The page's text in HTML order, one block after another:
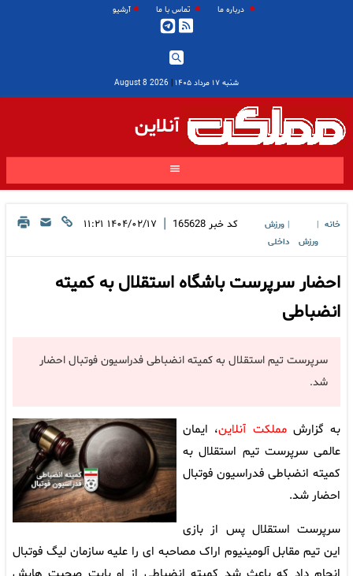
درباره ما تماس با ما آرشیو
شنبه ۱۷ مرداد ۱۴۰۵ |
2026 August 8
آنلاین
خانه
ورزش
ورزش
داخلی
کد خبر 165628
| ۱۴۰۴/۰۲/۱۷ ۱۱:۲۱
احضار سرپرست باشگاه استقلال به کمیته
انضباطی
سرپرست تیم استقلال به کمیته انضباطی فدراسیون فوتبال احضار
شد.
به گزارشمملکت آنلاین، ایمان
عالمی سرپرست تیم استقلال به
کمیته انضباطی فدراسیون فوتبال
احضار شد.
سرپرست استقلال پس از بازی
این تیم مقابل آلومینیوم اراک مصاحبه ای را علیه سازمان لیگ فوتبال